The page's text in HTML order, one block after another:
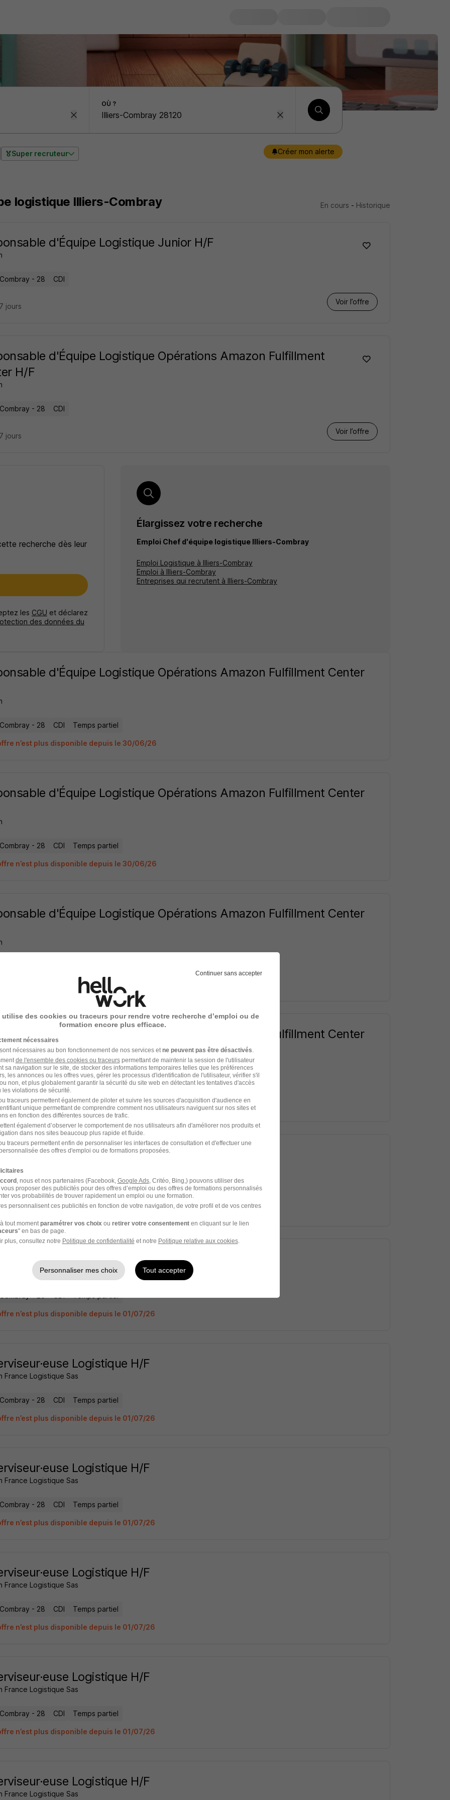
OÙ ?
Super recruteur Créer mon alerte
logistique Illiers-Combray En cours - Historique
d'Équipe Logistique Junior H/F
- 28 CDI
Voir l’offre
jours
d'Équipe Logistique Opérations Amazon Fulfillment
H/F
- 28 CDI
Voir l’offre
jours
recherche dès leur
les CGU et déclarez
des données du
Élargissez votre recherche
Emploi Chef d'équipe logistique Illiers-Combray
Emploi Logistique à Illiers-Combray
Emploi à Illiers-Combray
Entreprises qui recrutent à Illiers-Combray
d'Équipe Logistique Opérations Amazon Fulfillment Center
- 28 CDI Temps partiel
n’est plus disponible depuis le 30/06/26
d'Équipe Logistique Opérations Amazon Fulfillment Center
- 28 CDI Temps partiel
n’est plus disponible depuis le 30/06/26
d'Équipe Logistique Opérations Amazon Fulfillment Center
n’est plus disponible depuis le 30/06/26
d'Équipe Logistique Opérations Amazon Fulfillment Center
- 28 CDI Temps partiel
n’est plus disponible depuis le 30/06/26
d'Équipe Logistique H/F
- 28 CDI Temps partiel
n’est plus disponible depuis le 13/07/26
Logistique H/F
France Logistique Sas
n’est plus disponible depuis le 01/07/26
Logistique H/F
France Logistique Sas
- 28 CDI Temps partiel
n’est plus disponible depuis le 01/07/26
Logistique H/F
France Logistique Sas
- 28 CDI Temps partiel
n’est plus disponible depuis le 01/07/26
Logistique H/F
France Logistique Sas
- 28 CDI Temps partiel
n’est plus disponible depuis le 01/07/26
Logistique H/F
France Logistique Sas
- 28 CDI Temps partiel
n’est plus disponible depuis le 01/07/26
Logistique H/F
France Logistique Sas
Continuer sans accepter
utilise des cookies ou traceurs pour rendre votre recherche d’emploi ou de
formation encore plus efficace.
nécessaires
nécessaires au bon fonctionnement de nos services et ne peuvent pas être désactivés
de l'ensemble des cookies ou traceurspermettant de maintenir la session de l'utilisateur
sa navigation sur le site, de stocker des informations temporaires telles que les préférences
les annonces ou les offres vues, gérer les processus d'identification de l'utilisateur, vérifier s'il
non, et plus globalement garantir la sécurité du site web en détectant les tentatives d'accès
violations de sécurité.
traceurs permettent également de piloter et suivre les sources d'acquisition d'audience en
unique permettant de comprendre comment nos utilisateurs naviguent sur nos sites et
en fonction des différentes sources de trafic.
également d’observer le comportement de nos utilisateurs afin d'améliorer nos produits et
dans nos sites beaucoup plus rapide et fluide.
traceurs permettent enfin de personnaliser les interfaces de consultation et d'effectuer une
des offres d'emploi ou de formations proposées.
, nous et nos partenaires (Facebook, Google Ads, Critéo, Bing,) pouvons utiliser des
proposer des publicités pour des offres d’emploi ou des offres de formations personnalisés
vos probabilités de trouver rapidement un emploi ou une formation.
personnalisent ces publicités en fonction de votre navigation, de votre profil et de vos centres
tout moment paramétrer vos choix ou retirer votre consentementen cliquant sur le lien
" en bas de page.
plus, consultez notre Politique de confidentialité et notre Politique relative aux cookies.
Personnaliser mes choix Tout accepter